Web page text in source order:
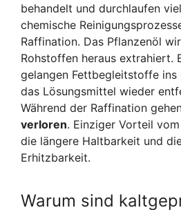
behandelt und durchlaufen
chemische
Raffination. Das Pflanzenöl
Rohstoffen heraus extrahiert.
gelangen Fettbegleitstoffe ins
das Lösungsmittel wieder
Während der Raffination
verloren. Einziger Vorteil
die längere Haltbarkeit und
Erhitzbarkeit.
Warum sind